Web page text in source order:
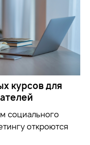
курсов для
социального
откроются